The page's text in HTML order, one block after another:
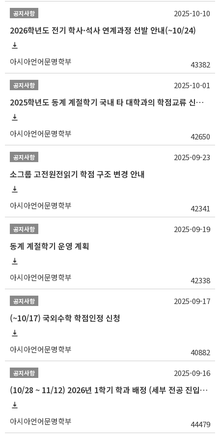
공지사항
2026학년도 전기 학사·석사 연계과정 선발 안내(~10/24)
아시아언어문명학부 43382
2025-10-10
공지사항
2025학년도 동계 계절학기 국내 타 대학과의 학점교류 신청 안내
아시아언어문명학부 42650
2025-10-01
공지사항
소그룹 고전원전읽기 학점 구조 변경 안내
아시아언어문명학부 42341
2025-09-23
공지사항
동계 계절학기 운영 계획
아시아언어문명학부 42338
2025-09-19
공지사항
(~10/17) 국외수학 학점인정 신청
아시아언어문명학부 40882
2025-09-17
공지사항
(10/28 ~ 11/12) 2026년 1학기 학과 배정 (세부 전공 진입) 안내
아시아언어문명학부 44479
2025-09-16